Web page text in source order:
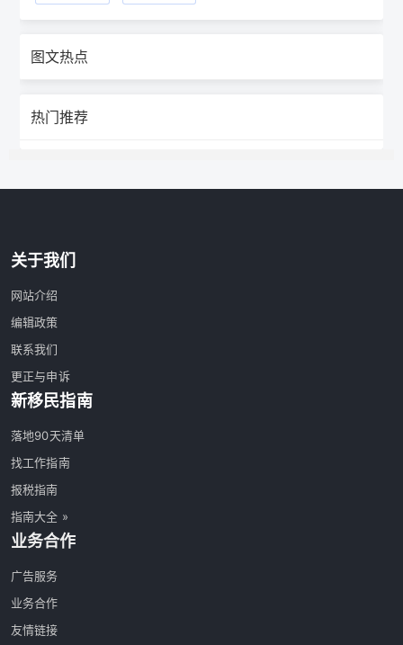
图文热点
热门推荐
关于我们
网站介绍
编辑政策
联系我们
更正与申诉
新移民指南
落地90天清单
找工作指南
报税指南
指南大全 »
业务合作
广告服务
业务合作
友情链接